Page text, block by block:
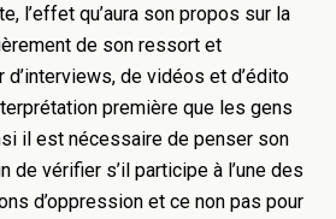
l’effet qu’aura son propos sur la
de son ressort et
d’interviews, de vidéos et d’édito
première que les gens
il est nécessaire de penser son
de vérifier s’il participe à l’une des
d’oppression et ce non pas pour